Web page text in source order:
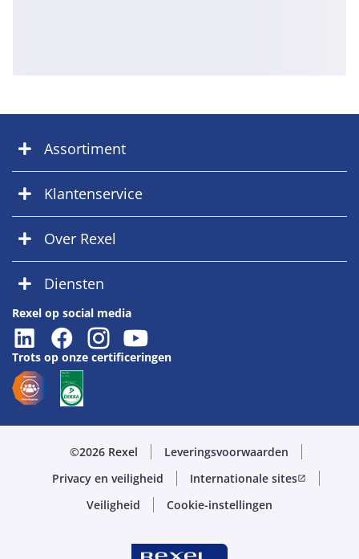
Assortiment
Klantenservice
Over Rexel
Diensten
Rexel op social media
Trots op onze certificeringen
©2026 Rexel
Leveringsvoorwaarden
Privacy en veiligheid
Internationale sitesopen_in_new
Veiligheid Cookie-instellingen